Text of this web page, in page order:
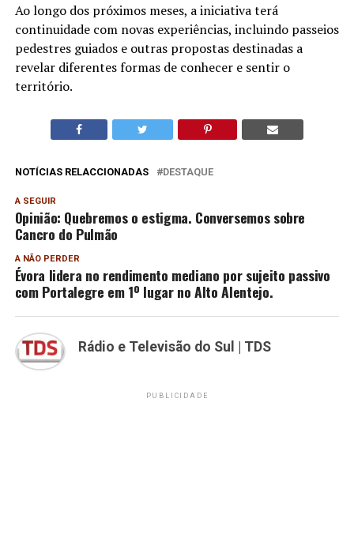
Ao longo dos próximos meses, a iniciativa terá
continuidade com novas experiências, incluindo passeios
pedestres guiados e outras propostas destinadas a
revelar diferentes formas de conhecer e sentir o
território.
NOTÍCIAS RELACCIONADAS DESTAQUE
A SEGUIR
Opinião: Quebremos o estigma. Conversemos sobre
Cancro do Pulmão
A NÃO PERDER
Évora lidera no rendimento mediano por sujeito passivo
com Portalegre em 1º lugar no Alto Alentejo.
Rádio e Televisão do Sul | TDS
PUBLICIDADE